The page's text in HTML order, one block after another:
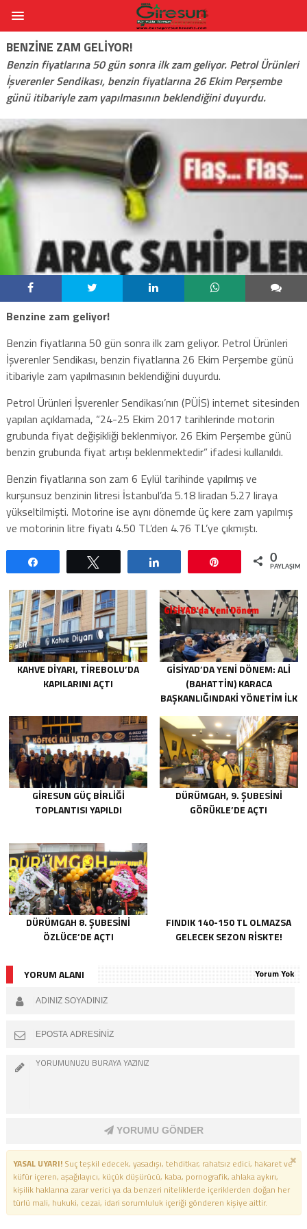
BENZINE ZAM GELIYOR!
Benzin fiyatlarına 50 gün sonra ilk zam geliyor. Petrol Ürünleri
İşverenler Sendikası, benzin fiyatlarına 26 Ekim Perşembe
günü itibariyle zam yapılmasının beklendiğini duyurdu.
Benzine zam geliyor!
Benzin fiyatlarına 50 gün sonra ilk zam geliyor. Petrol Ürünleri
İşverenler Sendikası, benzin fiyatlarına 26 Ekim Perşembe günü
itibariyle zam yapılmasının beklendiğini duyurdu.
Petrol Ürünleri İşverenler Sendikası’nın (PÜİS) internet sitesinden
yapılan açıklamada, “24-25 Ekim 2017 tarihlerinde motorin
grubunda fiyat değişikliği beklenmiyor. 26 Ekim Perşembe günü
benzin grubunda fiyat artışı beklenmektedir” ifadesi kullanıldı.
Benzin fiyatlarına son zam 6 Eylül tarihinde yapılmış ve
kurşunsuz benzinin litresi İstanbul’da 5.18 liradan 5.27 liraya
yükseltilmişti. Motorine ise aynı dönemde üç kere zam yapılmış
ve motorinin litre fiyatı 4.50 TL’den 4.76 TL’ye çıkmıştı.
0
KAHVE DIYARI, TIREBOLU’DA
KAPILARINI AÇTI
GİSİYAD’DA YENI DÖNEM: ALI
(BAHATTIN) KARACA
BAŞKANLIĞINDAKI YÖNETIM İLK
GIRESUN GÜÇ BIRLIĞI
TOPLANTISI YAPILDI
DÜRÜMGAH, 9. ŞUBESINI
GÖRÜKLE’DE AÇTI
DÜRÜMGAH 8. ŞUBESINI
ÖZLÜCE’DE AÇTI
FINDIK 140-150 TL OLMAZSA
GELECEK SEZON RISKTE!
YORUM ALANI Yorum Yok
YORUMU GÖNDER
YASAL UYARI!Suç teşkil edecek, yasadışı, tehditkar, rahatsız edici, hakaret ve
küfür içeren, aşağılayıcı, küçük düşürücü, kaba, pornografik, ahlaka aykırı,
kişilik haklarına zarar verici ya da benzeri niteliklerde içeriklerden doğan her
türlü mali, hukuki, cezai, idari sorumluluk içeriği gönderen kişiye aittir.